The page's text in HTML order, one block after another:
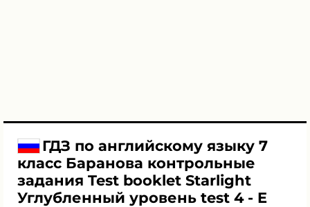
ГДЗ по английскому языку 7
класс Баранова контрольные
задания Test booklet Starlight
Углубленный уровень test 4 - E